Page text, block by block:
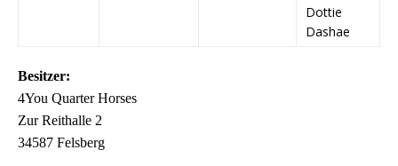
Dottie
Dashae
Besitzer:
4You Quarter Horses
Zur Reithalle 2
34587 Felsberg